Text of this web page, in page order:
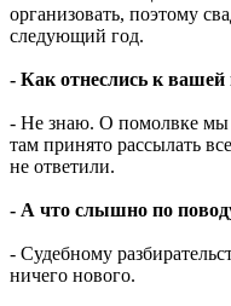
организовать, поэтому
следующий год.
- Как отнеслись к
- Не знаю. О помолвке мы
там принято рассылать
не ответили.
- А что слышно по
- Судебному
ничего нового.